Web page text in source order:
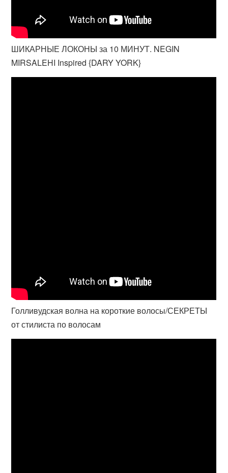
ШИКАРНЫЕ ЛОКОНЫ за 10 МИНУТ. NEGIN
MIRSALEHI Inspired {DARY YORK}
Голливудская волна на короткие волосы/СЕКРЕТЫ
от стилиста по волосам